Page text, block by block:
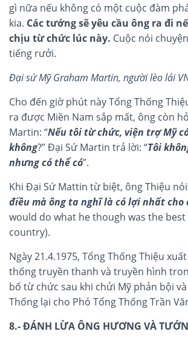
gì nữa nếu không có một cuộc đàm
kia. Các tướng sẽ yêu cầu ông ra đi
chịu từ chức lúc này. Cuộc nói
tiếng rưởi.
Đại sứ Mỹ Graham Martin, người lèo lái
Cho đến giờ phút này Tổng Thống
ra được Miền Nam sắp mất, ông còn
Martin: “Nếu tôi từ chức, viện trợ Mỹ
không?”Đại Sứ Martin trả lời: “Tôi
nhưng có thể có”.
Khi Đại Sứ Mattin từ biệt, ông Thiệu nói
điều mà ông ta nghĩ là có lợi nhất cho
would do what he though was the
country).
Ngày 21.4.1975, Tổng Thống Thiệu
thống truyền thanh và truyền hình
bố từ chức sau khi chửi Mỹ phản bội
Thống lại cho Phó Tổng Thống Trần
8.- ĐÁNH LỪA ÔNG HƯƠNG VÀ